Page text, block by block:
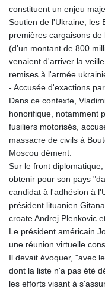
constituent un enjeu
Soutien de l'Ukraine, les
premières cargaisons
(d'un montant de 800
venaient d'arriver la
remises à l'armée
- Accusée d'exactions
Dans ce contexte,
honorifique, notamment
fusiliers motorisés,
massacre de civils à
Moscou dément.
Sur le front
obtenir pour son pays
candidat à l'adhésion à
président lituanien
croate Andrej Plenkovic
Le président américain
une réunion virtuelle
Il devait évoquer, "avec
dont la liste n'a pas été
les efforts visant à